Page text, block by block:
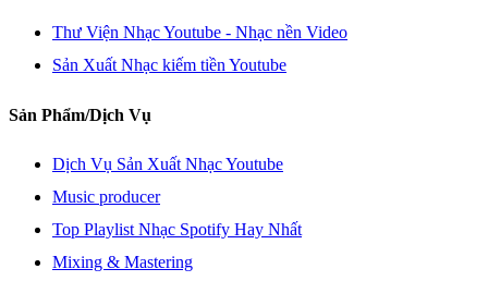
Thư Viện Nhạc Youtube - Nhạc nền Video
Sản Xuất Nhạc kiếm tiền Youtube
Sản Phẩm/Dịch Vụ
Dịch Vụ Sản Xuất Nhạc Youtube
Music producer
Top Playlist Nhạc Spotify Hay Nhất
Mixing & Mastering